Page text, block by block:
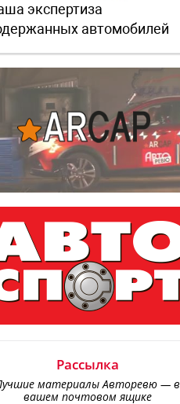
экспертиза
автомобилей
Рассылка
материалы Авторевю — в
вашем почтовом ящике